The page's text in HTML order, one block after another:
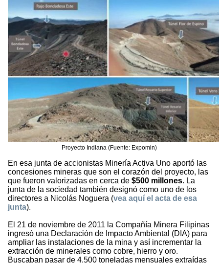
Proyecto Indiana (Fuente: Expomin)
En esa junta de accionistas Minería Activa Uno aportó las
concesiones mineras que son el corazón del proyecto, las
que fueron valorizadas en cerca de $500 millones. La
junta de la sociedad también designó como uno de los
directores a Nicolás Noguera (vea aquí el acta de esa
junta).
El 21 de noviembre de 2011 la Compañía Minera Filipinas
ingresó una Declaración de Impacto Ambiental (DIA) para
ampliar las instalaciones de la mina y así incrementar la
extracción de minerales como cobre, hierro y oro.
Buscaban pasar de 4.500 toneladas mensuales extraídas